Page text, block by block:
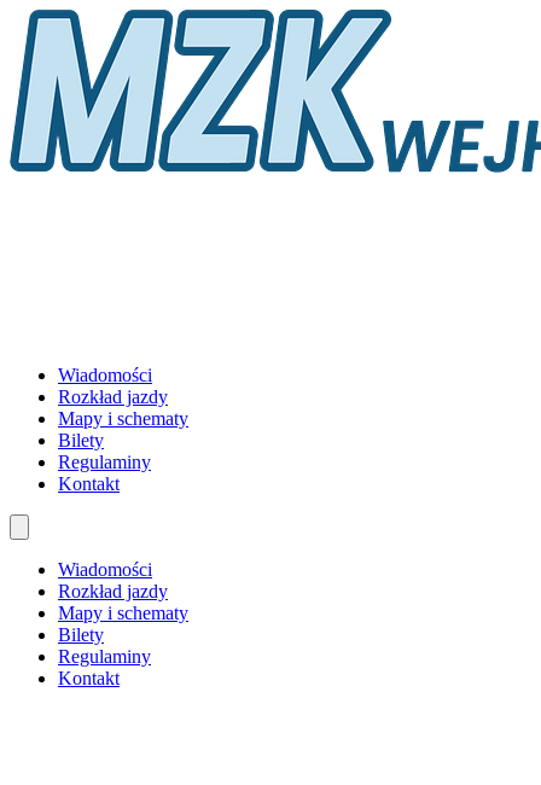
Wiadomości
Rozkład jazdy
Mapy i schematy
Bilety
Regulaminy
Kontakt
Wiadomości
Rozkład jazdy
Mapy i schematy
Bilety
Regulaminy
Kontakt